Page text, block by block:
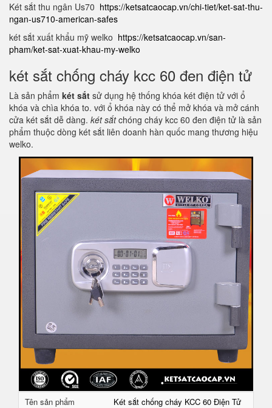
Két sắt thu ngân Us70 https://ketsatcaocap.vn/chi-tiet/ket-sat-thu-
ngan-us710-american-safes
két sắt xuất khẩu mỹ welko https://ketsatcaocap.vn/san-
pham/ket-sat-xuat-khau-my-welko
két sắt chống cháy kcc 60 đen điện tử
Là sản phẩm két sắt sử dụng hệ thống khóa két điện tử với ổ
khóa và chìa khóa to. với ổ khóa này có thể mở khóa và mở cánh
cửa két sắt dễ dàng. két sắtchóng cháy kcc 60 đen điện tử là sản
phẩm thuộc dòng két sắt liên doanh hàn quốc mang thương hiệu
welko.
Tên sản phẩm Két sắt chống cháy KCC 60 Điện Tử